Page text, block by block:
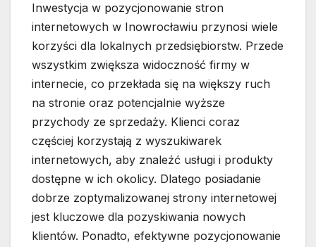
Inwestycja w pozycjonowanie stron
internetowych w Inowrocławiu przynosi wiele
korzyści dla lokalnych przedsiębiorstw. Przede
wszystkim zwiększa widoczność firmy w
internecie, co przekłada się na większy ruch
na stronie oraz potencjalnie wyższe
przychody ze sprzedaży. Klienci coraz
częściej korzystają z wyszukiwarek
internetowych, aby znaleźć usługi i produkty
dostępne w ich okolicy. Dlatego posiadanie
dobrze zoptymalizowanej strony internetowej
jest kluczowe dla pozyskiwania nowych
klientów. Ponadto, efektywne pozycjonowanie